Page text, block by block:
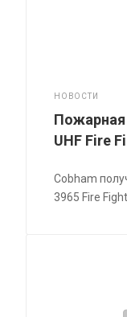
НОВОСТИ
Пожарная
UHF Fire
Cobham
3965 Fire